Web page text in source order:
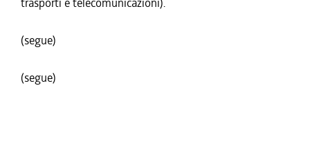
(segue)
(segue)